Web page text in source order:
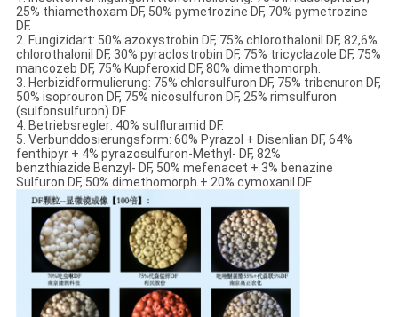
25% thiamethoxam DF, 50% pymetrozine DF, 70% pymetrozine
DF.
2. Fungizidart: 50% azoxystrobin DF, 75% chlorothalonil DF, 82,6%
chlorothalonil DF, 30% pyraclostrobin DF, 75% tricyclazole DF, 75%
mancozeb DF, 75% Kupferoxid DF, 80% dimethomorph.
3. Herbizidformulierung: 75% chlorsulfuron DF, 75% tribenuron DF,
50% isoprouron DF, 75% nicosulfuron DF, 25% rimsulfuron
(sulfonsulfuron) DF.
4. Betriebsregler: 40% sulfluramid DF.
5. Verbunddosierungsform: 60% Pyrazol + Disenlian DF, 64%
fenthipyr + 4% pyrazosulfuron-Methyl- DF, 82%
benzthiazide·Benzyl- DF, 50% mefenacet + 3% benazine
Sulfuron DF, 50% dimethomorph + 20% cymoxanil DF.